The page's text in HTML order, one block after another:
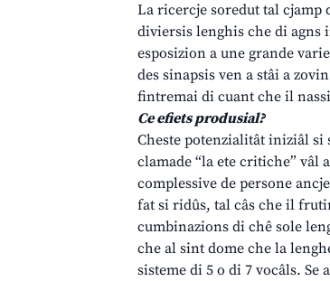
La ricercje soredut tal cjamp
diviersis lenghis che di agns
esposizion a une grande
des sinapsis ven a stâi a
fintremai di cuant che il
Ce efiets produsial?
Cheste potenzialitât iniziâl si
clamade “la ete critiche” vâl
complessive de persone
fat si ridûs, tal câs che il
cumbinazions di chê sole
che al sint dome che la
sisteme di 5 o di 7 vocâls.